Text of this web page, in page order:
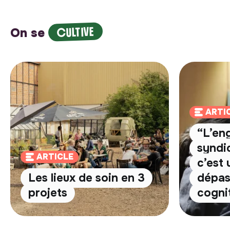
On se CULTIVE
ARTICLE
Les lieux de soin en 3
projets
c’est